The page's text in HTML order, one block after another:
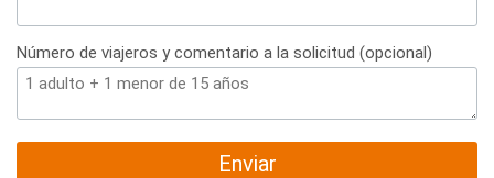
Número de viajeros y comentario a la solicitud (opcional)
Enviar